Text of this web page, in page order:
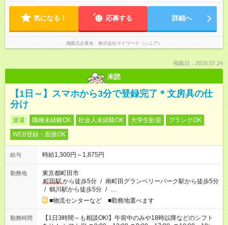
気になる！ 応募する 詳細へ
掲載元企業名 株式会社マイワーク（シニア）
掲載日：2026.07.24
未読
【1日～】スマホから3分で登録完了＊文房具の仕
分け
派遣 職種未経験OK 社会人未経験OK 大学生歓迎
ブランクOK
WEB登録・面接OK
給与 時給1,300円～1,875円
勤務地
東京都町田市
町田駅から徒歩5分 / 南町田グランベリーパーク駅から徒歩5分
/ 鶴川駅から徒歩5分 / …
■物流センターなど ■勤務地選べます
勤務時間
【1日3時間～も相談OK!】午前中のみや18時以降などのシフト